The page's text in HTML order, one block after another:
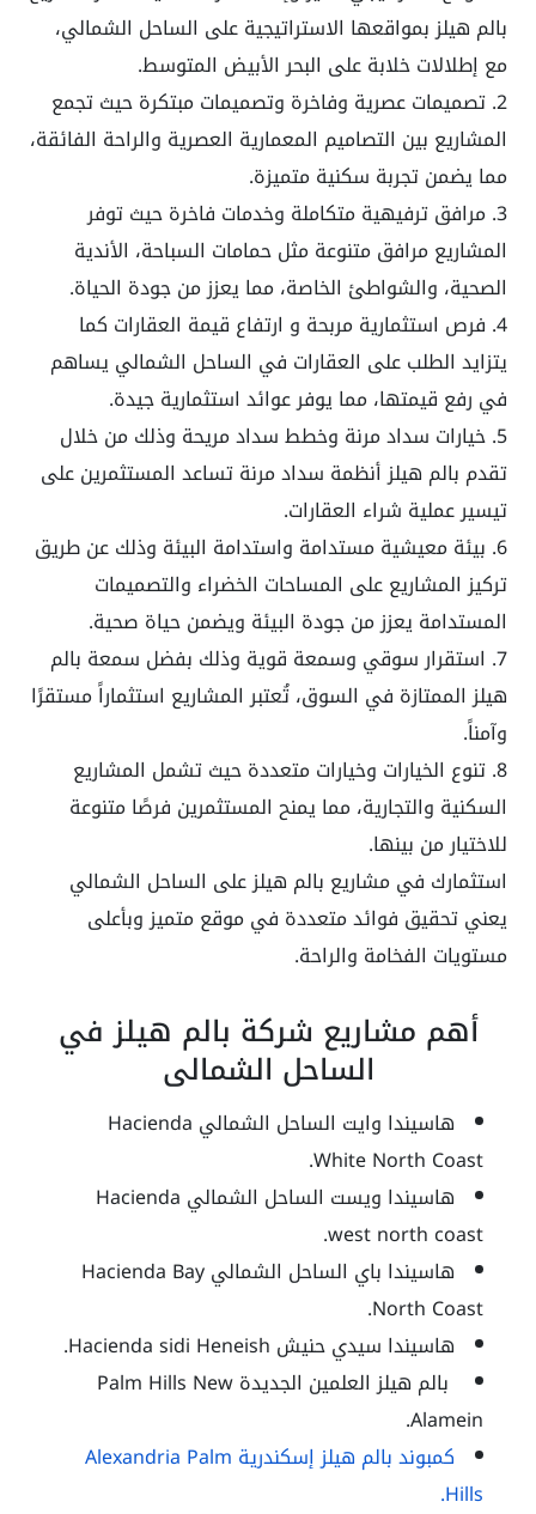
بالم هيلز بمواقعها الاستراتيجية على الساحل الشمالي،
مع إطلالات خلابة على البحر الأبيض المتوسط.
2. تصميمات عصرية وفاخرة وتصميمات مبتكرة حيث تجمع
المشاريع بين التصاميم المعمارية العصرية والراحة الفائقة،
مما يضمن تجربة سكنية متميزة.
3. مرافق ترفيهية متكاملة وخدمات فاخرة حيث توفر
المشاريع مرافق متنوعة مثل حمامات السباحة، الأندية
الصحية، والشواطئ الخاصة، مما يعزز من جودة الحياة.
4. فرص استثمارية مربحة و ارتفاع قيمة العقارات كما
يتزايد الطلب على العقارات في الساحل الشمالي يساهم
في رفع قيمتها، مما يوفر عوائد استثمارية جيدة.
5. خيارات سداد مرنة وخطط سداد مريحة وذلك من خلال
تقدم بالم هيلز أنظمة سداد مرنة تساعد المستثمرين على
تيسير عملية شراء العقارات.
6. بيئة معيشية مستدامة واستدامة البيئة وذلك عن طريق
تركيز المشاريع على المساحات الخضراء والتصميمات
المستدامة يعزز من جودة البيئة ويضمن حياة صحية.
7. استقرار سوقي وسمعة قوية وذلك بفضل سمعة بالم
هيلز الممتازة في السوق، تُعتبر المشاريع استثماراً مستقرًا
وآمناً.
8. تنوع الخيارات وخيارات متعددة حيث تشمل المشاريع
السكنية والتجارية، مما يمنح المستثمرين فرصًا متنوعة
للاختيار من بينها.
استثمارك في مشاريع بالم هيلز على الساحل الشمالي
يعني تحقيق فوائد متعددة في موقع متميز وبأعلى
مستويات الفخامة والراحة.
أهم مشاريع شركة بالم هيلز في
الساحل الشمالي
هاسيندا وايت الساحل الشمالي Hacienda
White North Coast.
هاسيندا ويست الساحل الشمالي Hacienda
west north coast.
هاسيندا باي الساحل الشمالي Hacienda Bay
North Coast.
هاسيندا سيدي حنيش Hacienda sidi Heneish.
بالم هيلز العلمين الجديدة Palm Hills New
Alamein.
كمبوند بالم هيلز إسكندرية Alexandria Palm
Hills.